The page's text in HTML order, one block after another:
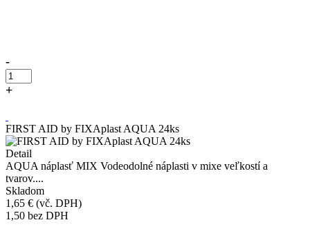
-
+
FIRST AID by FIXAplast AQUA 24ks
Detail
AQUA náplasť MIX Vodeodolné náplasti v mixe veľkostí a
tvarov....
Skladom
1,65 € (vč. DPH)
1,50 bez DPH